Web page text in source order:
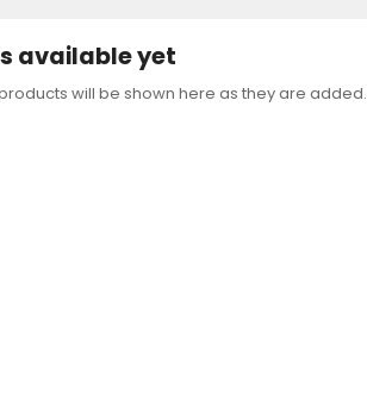
available yet
will be shown here as they are added.